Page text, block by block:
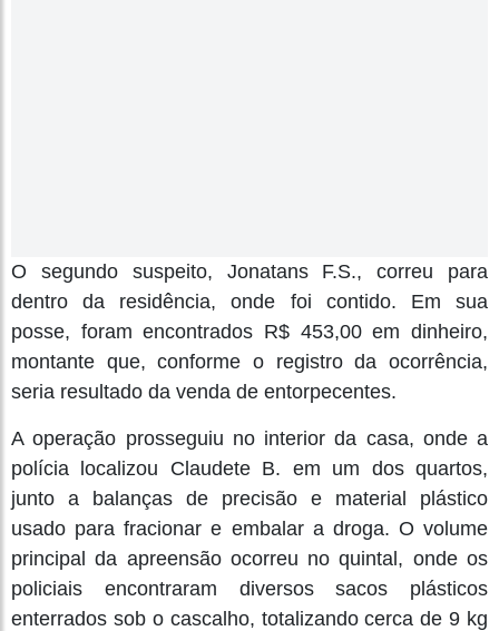
O segundo suspeito, Jonatans F.S., correu para
dentro da residência, onde foi contido. Em sua
posse, foram encontrados R$ 453,00 em dinheiro,
montante que, conforme o registro da ocorrência,
seria resultado da venda de entorpecentes.
A operação prosseguiu no interior da casa, onde a
polícia localizou Claudete B. em um dos quartos,
junto a balanças de precisão e material plástico
usado para fracionar e embalar a droga. O volume
principal da apreensão ocorreu no quintal, onde os
policiais encontraram diversos sacos plásticos
enterrados sob o cascalho, totalizando cerca de 9 kg